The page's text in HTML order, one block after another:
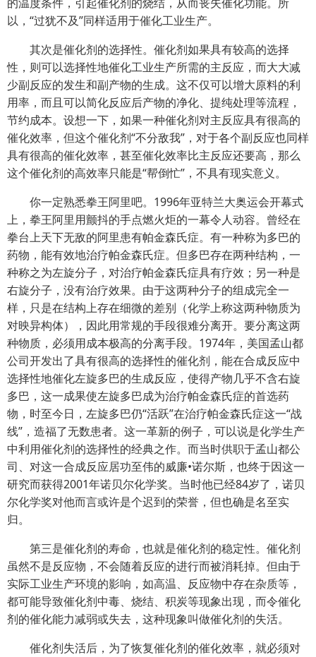
以，“过犹不及”同样适用于催化工业生产。
其次是催化剂的选择性。催化剂如果具有较高的选择
性，则可以选择性地催化工业生产所需的主反应，而大大减
少副反应的发生和副产物的生成。这不仅可以增大原料的利
用率，而且可以简化反应后产物的净化、提纯处理等流程，
节约成本。设想一下，如果一种催化剂对主反应具有很高的
催化效率，但这个催化剂“不分敌我”，对于各个副反应也同样
具有很高的催化效率，甚至催化效率比主反应还要高，那么
这个催化剂的高效率只能是“帮倒忙”，不具有现实意义。
你一定熟悉拳王阿里吧。1996年亚特兰大奥运会开幕式
上，拳王阿里用颤抖的手点燃火炬的一幕令人动容。曾经在
拳台上天下无敌的阿里患有帕金森氏症。有一种称为多巴的
药物，能有效地治疗帕金森氏症。但多巴存在两种结构，一
种称之为左旋分子，对治疗帕金森氏症具有疗效；另一种是
右旋分子，没有治疗效果。由于这两种分子的组成完全一
样，只是在结构上存在细微的差别（化学上称这两种物质为
对映异构体），因此用常规的手段很难分离开。要分离这两
种物质，必须用成本极高的分离手段。1974年，美国孟山都
公司开发出了具有很高的选择性的催化剂，能在合成反应中
选择性地催化左旋多巴的生成反应，使得产物几乎不含右旋
多巴，这一成果使左旋多巴成为治疗帕金森氏症的首选药
物，时至今日，左旋多巴仍“活跃”在治疗帕金森氏症这一“战
线”，造福了无数患者。这一革新的例子，可以说是化学生产
中利用催化剂的选择性的经典之作。而当时供职于孟山都公
司、对这一合成反应居功至伟的威廉•诺尔斯，也终于因这一
研究而获得2001年诺贝尔化学奖。当时他已经84岁了，诺贝
尔化学奖对他而言或许是个迟到的荣誉，但也确是名至实
归。
第三是催化剂的寿命，也就是催化剂的稳定性。催化剂
虽然不是反应物，不会随着反应的进行而被消耗掉。但由于
实际工业生产环境的影响，如高温、反应物中存在杂质等，
都可能导致催化剂中毒、烧结、积炭等现象出现，而令催化
剂的催化能力减弱或失去，这种现象叫做催化剂的失活。
催化剂失活后，为了恢复催化剂的催化效率，就必须对